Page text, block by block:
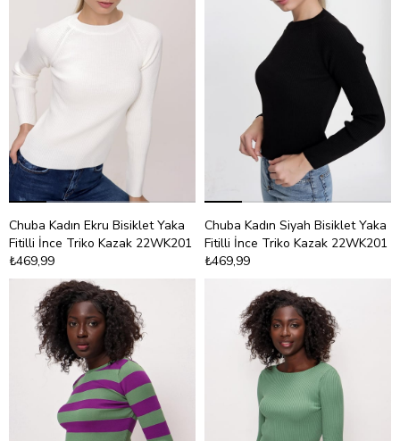
Chuba Kadın Ekru Bisiklet Yaka
Fitilli İnce Triko Kazak 22WK201
₺469,99
Chuba Kadın Siyah Bisiklet Yaka
Fitilli İnce Triko Kazak 22WK201
₺469,99